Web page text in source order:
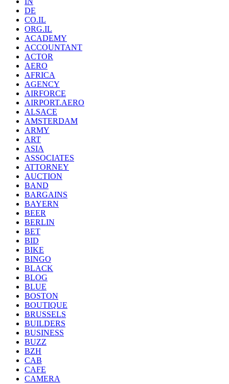
DE
CO.IL
ORG.IL
ACADEMY
ACCOUNTANT
ACTOR
AERO
AFRICA
AGENCY
AIRFORCE
AIRPORT.AERO
ALSACE
AMSTERDAM
ARMY
ART
ASIA
ASSOCIATES
ATTORNEY
AUCTION
BAND
BARGAINS
BAYERN
BEER
BERLIN
BET
BID
BIKE
BINGO
BLACK
BLOG
BLUE
BOSTON
BOUTIQUE
BRUSSELS
BUILDERS
BUSINESS
BUZZ
BZH
CAB
CAFE
CAMERA